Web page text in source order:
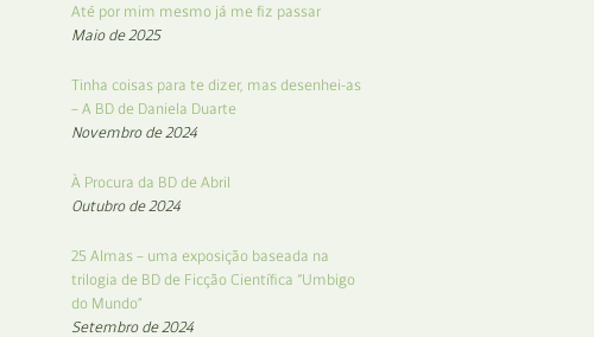
Até por mim mesmo já me fiz passar
Maio de 2025
Tinha coisas para te dizer, mas desenhei-as
– A BD de Daniela Duarte
Novembro de 2024
À Procura da BD de Abril
Outubro de 2024
25 Almas – uma exposição baseada na
trilogia de BD de Ficção Científica “Umbigo
do Mundo”
Setembro de 2024